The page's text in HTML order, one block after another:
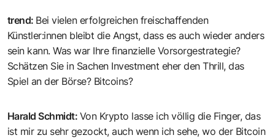
trend: Bei vielen erfolgreichen freischaffenden
Künstler:innen bleibt die Angst, dass es auch wieder anders
sein kann. Was war Ihre finanzielle Vorsorgestrategie?
Schätzen Sie in Sachen Investment eher den Thrill, das
Spiel an der Börse? Bitcoins?
Harald Schmidt: Von Krypto lasse ich völlig die Finger, das
ist mir zu sehr gezockt, auch wenn ich sehe, wo der Bitcoin